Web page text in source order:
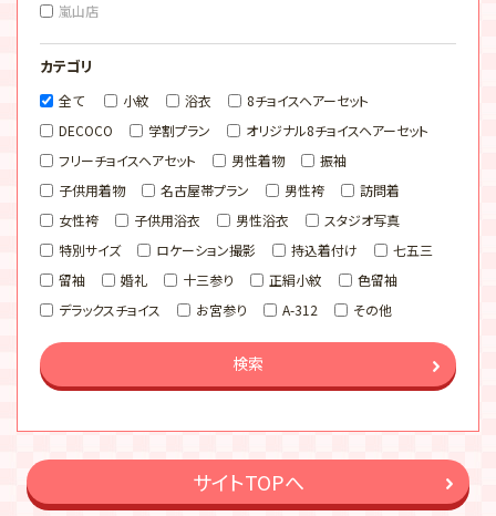
嵐山店
カテゴリ
全て 小紋 浴衣
8チョイスヘアーセット
DECOCO
学割プラン
オリジナル8チョイスヘアーセット
フリーチョイスヘアセット
男性着物
振袖
子供用着物
名古屋帯プラン 男性袴
訪問着
女性袴
子供用浴衣 男性浴衣
スタジオ写真
特別サイズ
ロケーション撮影 持込着付け
七五三
留袖
婚礼 十三参り 正絹小紋
色留袖
デラックスチョイス
お宮参り A-312 その他
検索
サイトTOPへ